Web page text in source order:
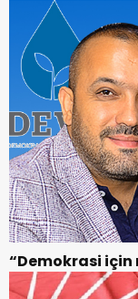
“Demokrasi